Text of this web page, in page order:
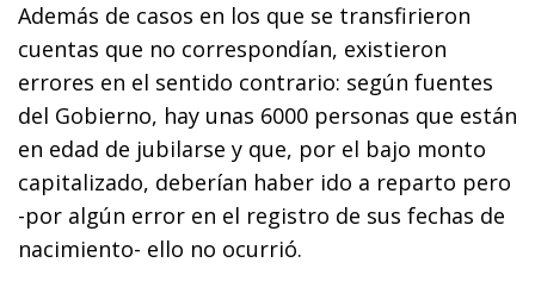
Además de casos en los que se transfirieron
cuentas que no correspondían, existieron
errores en el sentido contrario: según fuentes
del Gobierno, hay unas 6000 personas que están
en edad de jubilarse y que, por el bajo monto
capitalizado, deberían haber ido a reparto pero
-por algún error en el registro de sus fechas de
nacimiento- ello no ocurrió.